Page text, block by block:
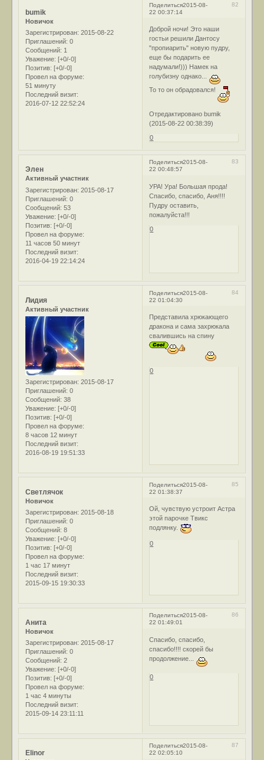
Поделиться 82
2015-08-
22 00:37:14
bumik
Новичок
Зарегистрирован: 2015-08-22
Приглашений: 0
Сообщений: 1
Уважение: [+0/-0]
Позитив: [+0/-0]
Провел на форуме:
51 минуту
Последний визит:
2016-07-12 22:52:24
Доброй ночи! Это наши
гостьи решили Дантосу
"пропиарить" новую пудру,
еще бы подарить ее
надумали!))) Намек на
голубизну однако...
То то он обрадовался!
Отредактировано bumik
(2015-08-22 00:38:39)
0
Поделиться 83
2015-08-
22 00:48:57
Элен
Активный участник
Зарегистрирован: 2015-08-17
Приглашений: 0
Сообщений: 53
Уважение: [+0/-0]
Позитив: [+0/-0]
Провел на форуме:
11 часов 50 минут
Последний визит:
2016-04-19 22:14:24
УРА! Ура! Большая прода!
Спасибо, спасибо, Аня!!!!
Пудру оставить,
пожалуйста!!!
0
Поделиться 84
2015-08-
22 01:04:30
Лидия
Активный участник
Зарегистрирован: 2015-08-17
Приглашений: 0
Сообщений: 38
Уважение: [+0/-0]
Позитив: [+0/-0]
Провел на форуме:
8 часов 12 минут
Последний визит:
2016-08-19 19:51:33
Представила хрюкающего
дракона и сама захрюкала
свалившись на спину
0
Поделиться 85
2015-08-
22 01:38:37
Светлячок
Новичок
Зарегистрирован: 2015-08-18
Приглашений: 0
Сообщений: 8
Уважение: [+0/-0]
Позитив: [+0/-0]
Провел на форуме:
1 час 17 минут
Последний визит:
2015-09-15 19:30:33
Ой, чувствую устроит Астра
этой парочке Твикс
подлянку.
0
Поделиться 86
2015-08-
22 01:49:01
Анита
Новичок
Зарегистрирован: 2015-08-17
Приглашений: 0
Сообщений: 2
Уважение: [+0/-0]
Позитив: [+0/-0]
Провел на форуме:
1 час 4 минуты
Последний визит:
2015-09-14 23:11:11
Спасибо, спасибо,
спасибо!!!! скорей бы
продолжение...
0
Поделиться 87
2015-08-
22 02:05:10
Elinor